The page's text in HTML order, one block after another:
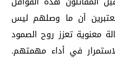
أن ما وصلهم ليس
معنوية تعزز روح الصمود
في أداء مهمتهم.